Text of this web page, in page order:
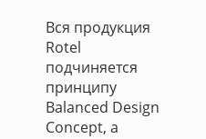
Вся продукция
Rotel
подчиняется
принципу
Balanced Design
Concept, а